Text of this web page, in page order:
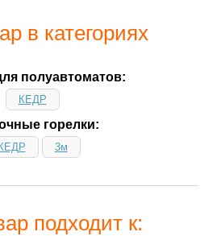
в категориях
полуавтоматов:
КЕДР
горелки:
3м
подходит к: